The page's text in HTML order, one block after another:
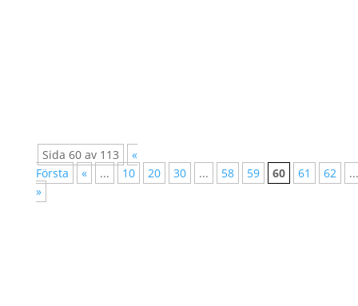
Sida 60 av 113
«
Första
« ... 10 20 30 ... 58 59 60 61 62
...
»